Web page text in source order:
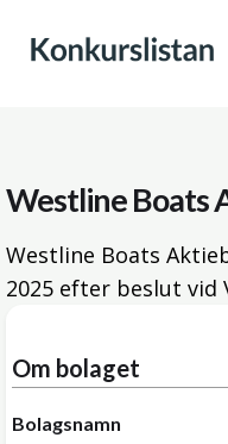
Westline Boats
Westline Boats
2025 efter beslut vid
Om bolaget
Bolagsnamn